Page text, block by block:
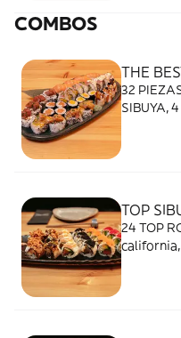
COMBOS
THE
32
SIBUYA,
TOP
24 TOP